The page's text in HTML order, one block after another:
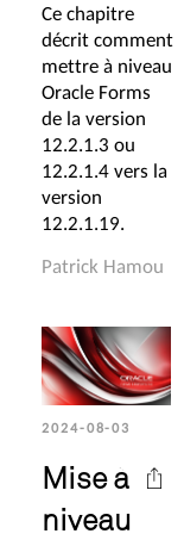
Ce chapitre
décrit comment
mettre à niveau
Oracle Forms
de la version
12.2.1.3 ou
12.2.1.4 vers la
version
12.2.1.19.
Patrick Hamou
2024-08-03
Mise à
niveau